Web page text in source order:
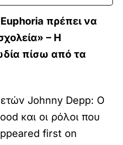
πρέπει να
– Η
πίσω από τα
Johnny Depp: Ο
και οι ρόλοι που
first on